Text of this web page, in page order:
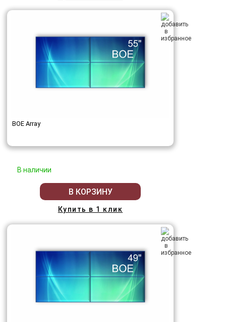
BOE Array
В наличии
В КОРЗИНУ
Купить в 1 клик